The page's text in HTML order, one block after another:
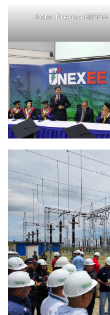
Foto: Prensa MPPEE